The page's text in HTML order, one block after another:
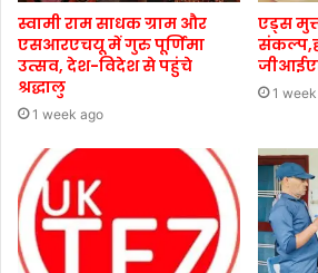
स्वामी राम साधक ग्राम और
एसआरएचयू में गुरु पूर्णिमा
उत्सव, देश-विदेश से पहुंचे
श्रद्धालु
1 week ago
एड्स
1